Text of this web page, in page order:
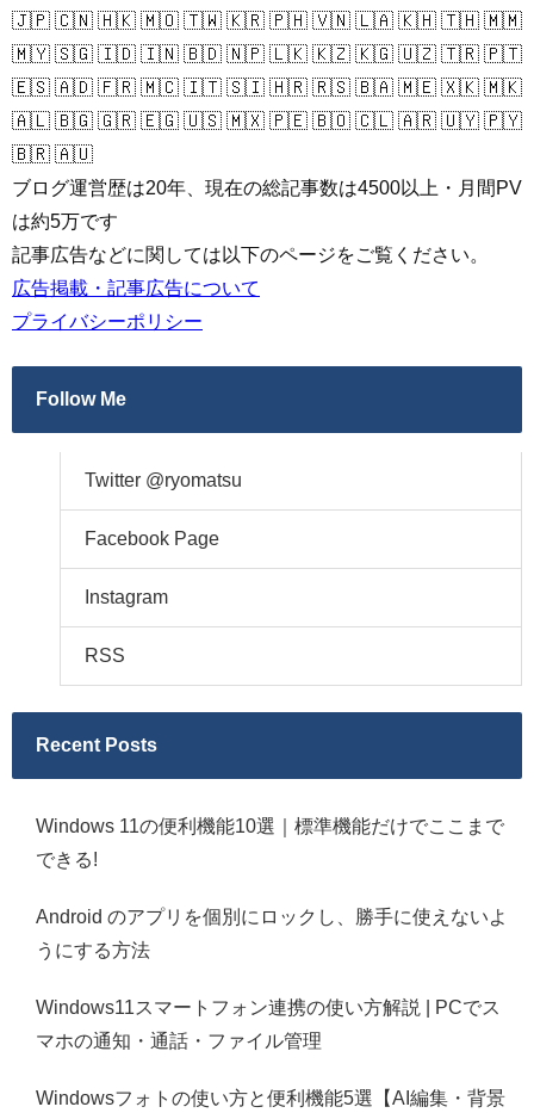
🇯🇵 🇨🇳 🇭🇰 🇲🇴 🇹🇼 🇰🇷 🇵🇭 🇻🇳 🇱🇦 🇰🇭 🇹🇭 🇲🇲
🇲🇾 🇸🇬 🇮🇩 🇮🇳 🇧🇩 🇳🇵 🇱🇰 🇰🇿 🇰🇬 🇺🇿 🇹🇷 🇵🇹
🇪🇸 🇦🇩 🇫🇷 🇲🇨 🇮🇹 🇸🇮 🇭🇷 🇷🇸 🇧🇦 🇲🇪 🇽🇰 🇲🇰
🇦🇱 🇧🇬 🇬🇷 🇪🇬 🇺🇸 🇲🇽 🇵🇪 🇧🇴 🇨🇱 🇦🇷 🇺🇾 🇵🇾
🇧🇷 🇦🇺
ブログ運営歴は20年、現在の総記事数は4500以上・月間PV
は約5万です
記事広告などに関しては以下のページをご覧ください。
広告掲載・記事広告について
プライバシーポリシー
Follow Me
Twitter @ryomatsu
Facebook Page
Instagram
RSS
Recent Posts
Windows 11の便利機能10選｜標準機能だけでここまで
できる!
Android のアプリを個別にロックし、勝手に使えないよ
うにする方法
Windows11スマートフォン連携の使い方解説 | PCでス
マホの通知・通話・ファイル管理
Windowsフォトの使い方と便利機能5選【AI編集・背景